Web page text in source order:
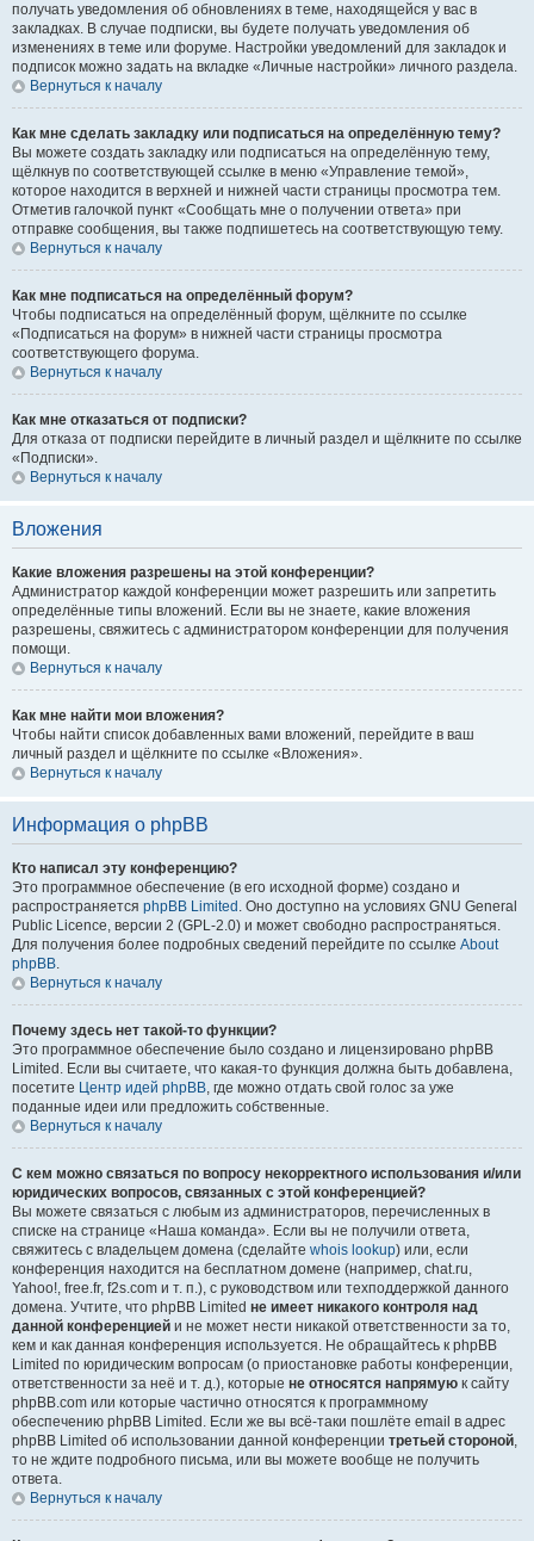
получать уведомления об обновлениях в теме, находящейся у вас в
закладках. В случае подписки, вы будете получать уведомления об
изменениях в теме или форуме. Настройки уведомлений для закладок и
подписок можно задать на вкладке «Личные настройки» личного раздела.
Вернуться к началу
Как мне сделать закладку или подписаться на определённую тему?
Вы можете создать закладку или подписаться на определённую тему,
щёлкнув по соответствующей ссылке в меню «Управление темой»,
которое находится в верхней и нижней части страницы просмотра тем.
Отметив галочкой пункт «Сообщать мне о получении ответа» при
отправке сообщения, вы также подпишетесь на соответствующую тему.
Вернуться к началу
Как мне подписаться на определённый форум?
Чтобы подписаться на определённый форум, щёлкните по ссылке
«Подписаться на форум» в нижней части страницы просмотра
соответствующего форума.
Вернуться к началу
Как мне отказаться от подписки?
Для отказа от подписки перейдите в личный раздел и щёлкните по ссылке
«Подписки».
Вернуться к началу
Вложения
Какие вложения разрешены на этой конференции?
Администратор каждой конференции может разрешить или запретить
определённые типы вложений. Если вы не знаете, какие вложения
разрешены, свяжитесь с администратором конференции для получения
помощи.
Вернуться к началу
Как мне найти мои вложения?
Чтобы найти список добавленных вами вложений, перейдите в ваш
личный раздел и щёлкните по ссылке «Вложения».
Вернуться к началу
Информация о phpBB
Кто написал эту конференцию?
Это программное обеспечение (в его исходной форме) создано и
распространяется phpBB Limited . Оно доступно на условиях GNU General
Public Licence, версии 2 (GPL-2.0) и может свободно распространяться.
Для получения более подробных сведений перейдите по ссылке About
phpBB.
Вернуться к началу
Почему здесь нет такой-то функции?
Это программное обеспечение было создано и лицензировано phpBB
Limited. Если вы считаете, что какая-то функция должна быть добавлена,
посетите Центр идей phpBB, где можно отдать свой голос за уже
поданные идеи или предложить собственные.
Вернуться к началу
С кем можно связаться по вопросу некорректного использования и/или
юридических вопросов, связанных с этой конференцией?
Вы можете связаться с любым из администраторов, перечисленных в
списке на странице «Наша команда». Если вы не получили ответа,
свяжитесь с владельцем домена (сделайте whois lookup) или, если
конференция находится на бесплатном домене (например, chat.ru,
Yahoo!, free.fr, f2s.com и т. п.), с руководством или техподдержкой данного
домена. Учтите, что phpBB Limited не имеет никакого контроля над
данной конференцией и не может нести никакой ответственности за то,
кем и как данная конференция используется. Не обращайтесь к phpBB
Limited по юридическим вопросам (о приостановке работы конференции,
ответственности за неё и т. д.), которые не относятся напрямую к сайту
phpBB.com или которые частично относятся к программному
обеспечению phpBB Limited. Если же вы всё-таки пошлёте email в адрес
phpBB Limited об использовании данной конференции третьей стороной,
то не ждите подробного письма, или вы можете вообще не получить
ответа.
Вернуться к началу